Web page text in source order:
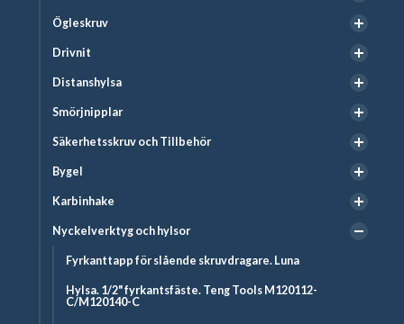
Ögleskruv
Drivnit
Distanshylsa
Smörjnipplar
Säkerhetsskruv och Tillbehör
Bygel
Karbinhake
Nyckelverktyg och hylsor
Fyrkanttapp för slående skruvdragare. Luna
Hylsa. 1/2" fyrkantsfäste. Teng Tools M120112-
C/M120140-C